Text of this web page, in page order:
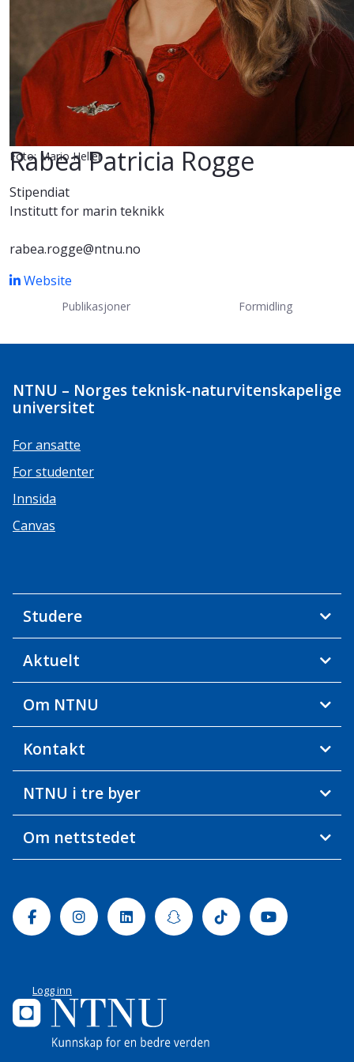
Foto: Mario Heller
Rabea Patricia Rogge
Stipendiat
Institutt for marin teknikk
rabea.rogge@ntnu.no
Website
Publikasjoner Formidling
NTNU – Norges teknisk-naturvitenskapelige
universitet
For ansatte
For studenter
Innsida
Canvas
Studere
Aktuelt
Om NTNU
Kontakt
NTNU i tre byer
Om nettstedet
FacebookInstagramLinkedinSnapchatTiktok Youtube
Logg inn